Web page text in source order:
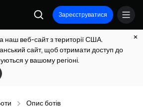
Зареєструватися
наш веб-сайт з території США.
сайт, щоб отримати доступ до
у вашому регіоні.
Опис ботів